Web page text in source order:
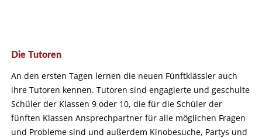
Die Tutoren
An den ersten Tagen lernen die neuen Fünftklässler auch
ihre Tutoren kennen. Tutoren sind engagierte und geschulte
Schüler der Klassen 9 oder 10, die für die Schüler der
fünften Klassen Ansprechpartner für alle möglichen Fragen
und Probleme sind und außerdem Kinobesuche, Partys und